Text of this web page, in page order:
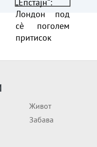
Живот
Забава